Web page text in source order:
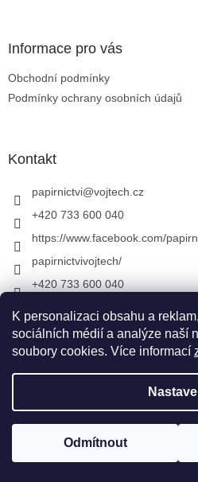
K personalizaci obsahu a
sociálních médií a analýze naší
soubory cookies. Více informací
Odmítnout
Informace pro vás
Obchodní podmínky
Podmínky ochrany osobních údajů
Kontakt
papirnictvi@vojtech.cz
+420 733 600 040
https://www.facebook.com/
papirnictvivojtech/
+420 733 600 040
Vytvořil Shoptet&
Papírnictví
vyhrazena.Upravit